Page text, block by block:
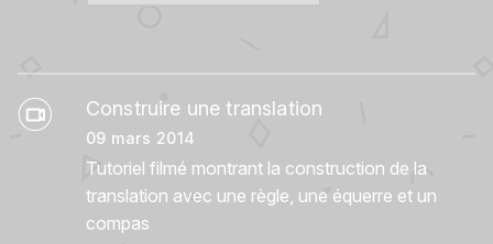
Construire une translation
09 mars 2014
Tutoriel filmé montrant la construction de la
translation avec une règle, une équerre et un
compas